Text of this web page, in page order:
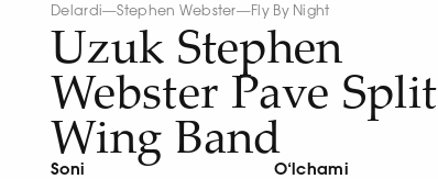
Delardi—Stephen Webster—Fly By Night
Uzuk Stephen
Webster Pave Split
Wing Band
Soni
O‘lchami